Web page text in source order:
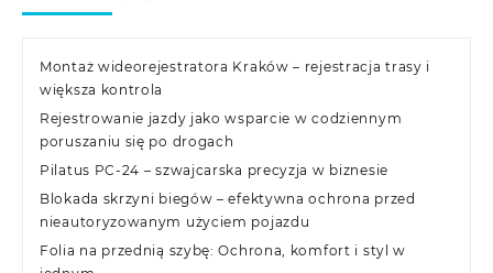
Montaż wideorejestratora Kraków – rejestracja trasy i
większa kontrola
Rejestrowanie jazdy jako wsparcie w codziennym
poruszaniu się po drogach
Pilatus PC-24 – szwajcarska precyzja w biznesie
Blokada skrzyni biegów – efektywna ochrona przed
nieautoryzowanym użyciem pojazdu
Folia na przednią szybę: Ochrona, komfort i styl w